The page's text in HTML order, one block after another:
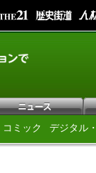
コミック デジタル